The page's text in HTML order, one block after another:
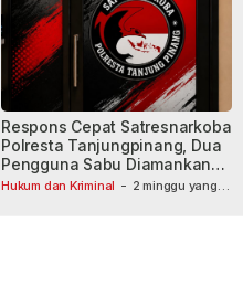
Hukum dan Kriminal - 2 minggu yang
Respons Cepat Satresnarkoba
Polresta Tanjungpinang, Dua
Pengguna Sabu Diamankan
Usai Dilaporkan ke Call Center